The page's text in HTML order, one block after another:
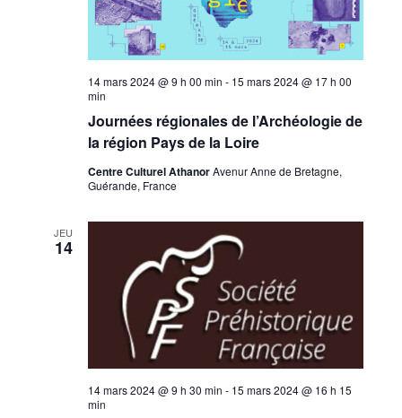
Journées régionales de l’Archéologie de
la région Pays de la Loire
14 mars 2024 @ 9 h 00 min - 15 mars 2024 @ 17 h 00
min
Centre Culturel AthanorAvenur Anne de Bretagne,
Guérande, France
JEU
14
14 mars 2024 @ 9 h 30 min - 15 mars 2024 @ 16 h 15
min